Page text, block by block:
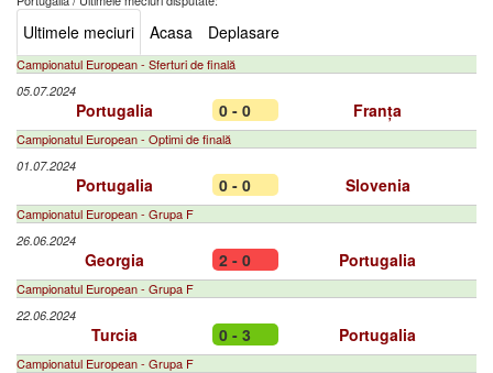
Ultimele meciuri Acasa Deplasare
Campionatul European - Sferturi de finală
05.07.2024
Portugalia 0 - 0 Franța
Campionatul European - Optimi de finală
01.07.2024
Portugalia 0 - 0 Slovenia
Campionatul European - Grupa F
26.06.2024
Georgia 2 - 0 Portugalia
Campionatul European - Grupa F
22.06.2024
Turcia 0 - 3 Portugalia
Campionatul European - Grupa F